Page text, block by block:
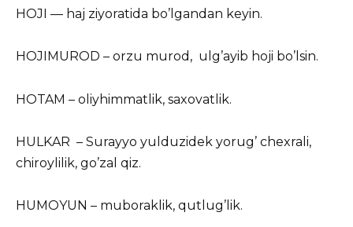
HOJI — haj ziyoratida bo’lgandan keyin.
HOJIMUROD – orzu murod, ulg’ayib hoji bo’lsin.
HOTAM – oliyhimmatlik, saxovatlik.
HULKAR – Surayyo yulduzidek yorug’ chexrali,
chiroylilik, go’zal qiz.
HUMOYUN – muboraklik, qutlug’lik.